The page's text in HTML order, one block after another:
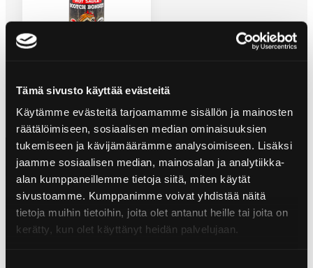
Tämä sivusto käyttää evästeitä
Käytämme evästeitä tarjoamamme sisällön ja mainosten
räätälöimiseen, sosiaalisen median ominaisuuksien
tukemiseen ja kävijämäärämme analysoimiseen. Lisäksi
jaamme sosiaalisen median, mainosalan ja analytiikka-
alan kumppaneillemme tietoja siitä, miten käytät
sivustoamme. Kumppanimme voivat yhdistää näitä
tietoja muihin tietoihin, joita olet antanut heille tai joita on
kerätty, kun olet käyttänyt heidän palvelujaan.